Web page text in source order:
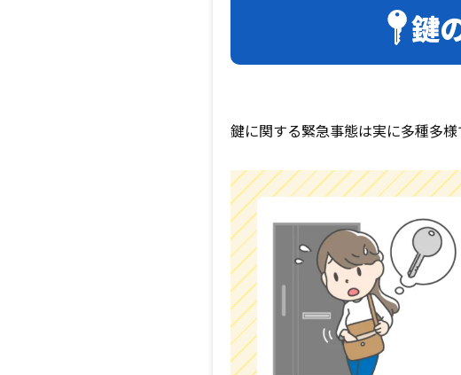
鍵
鍵に関する緊急事態は実に多種多様